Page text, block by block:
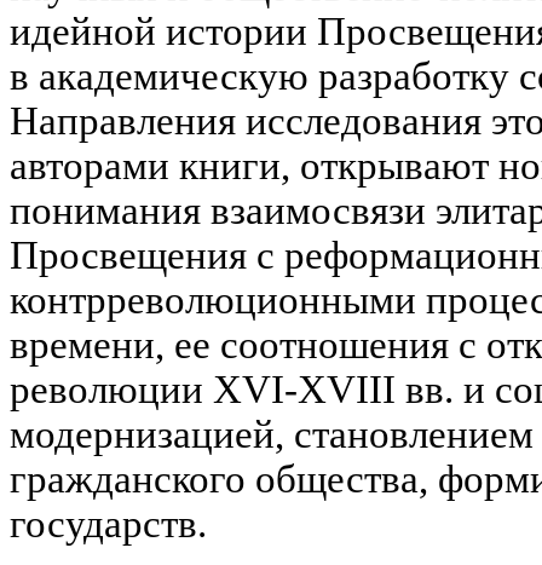
идейной истории
в академическую разработку
Направления исследования
авторами книги, открывают
понимания взаимосвязи
Просвещения с
контрреволюционными
времени, ее соотношения с
революции XVI-XVIII вв. и
модернизацией,
гражданского общества,
государств.